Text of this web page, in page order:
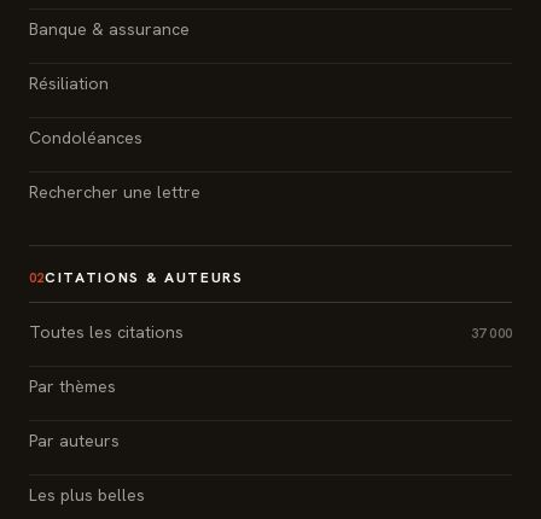
Banque & assurance
Résiliation
Condoléances
Rechercher une lettre
02CITATIONS & AUTEURS
Toutes les citations 37 000
Par thèmes
Par auteurs
Les plus belles